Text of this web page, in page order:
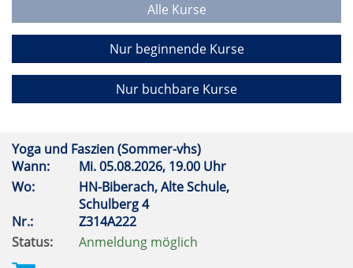
Alle Kurse
Nur beginnende Kurse
Nur buchbare Kurse
Yoga und Faszien (Sommer-vhs)
Wann:
Mi.05.08.2026, 19.00 Uhr
Wo:
HN-Biberach, Alte Schule,
Schulberg 4
Nr.:
Z314A222
Status:
Anmeldung möglich